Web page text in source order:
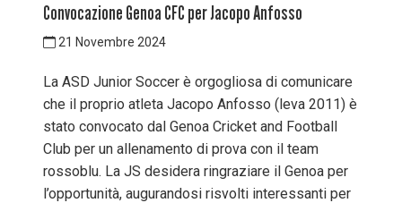
Convocazione Genoa CFC per Jacopo Anfosso
21 Novembre 2024
La ASD Junior Soccer è orgogliosa di comunicare
che il proprio atleta Jacopo Anfosso (leva 2011) è
stato convocato dal Genoa Cricket and Football
Club per un allenamento di prova con il team
rossoblu. La JS desidera ringraziare il Genoa per
l’opportunità, augurandosi risvolti interessanti per